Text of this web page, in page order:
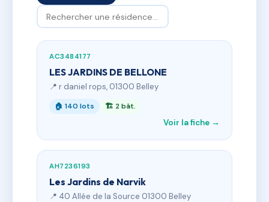
AC3484177
LES JARDINS DE BELLONE
📍 r daniel rops, 01300 Belley
🏠 140 lots 🏗 2 bât.
Voir la fiche →
AH7236193
Les Jardins de Narvik
📍 40 Allée de la Source 01300 Belley